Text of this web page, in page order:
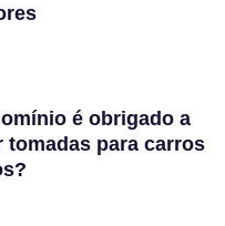
é obrigado a
tomadas para carros